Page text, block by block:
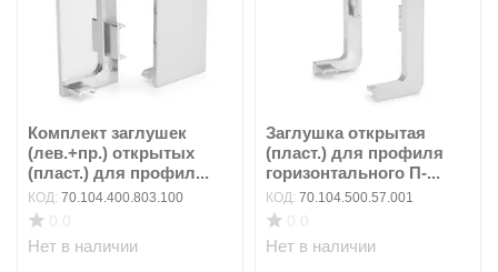
Комплект заглушек
(лев.+пр.) открытых
(пласт.) для профил...
КОД: 70.104.400.803.100
Нет в наличии
Заглушка открытая
(пласт.) для профиля
горизонтального П-...
КОД: 70.104.500.57.001
Нет в наличии